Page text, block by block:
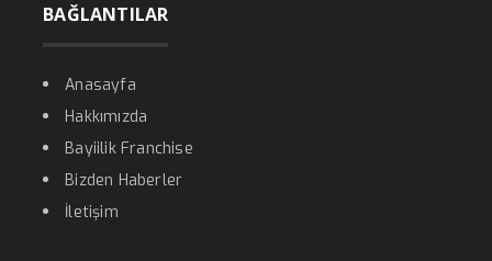
BAĞLANTILAR
Anasayfa
Hakkımızda
Bayiilik Franchise
Bizden Haberler
İletişim